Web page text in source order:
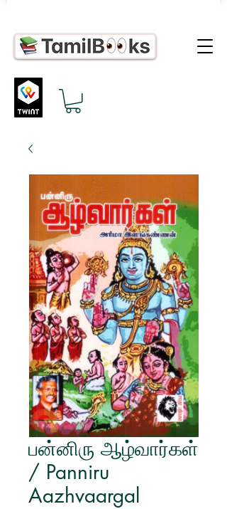
பன்னிரு ஆழ்வார்கள்
/ Panniru
Aazhvaargal